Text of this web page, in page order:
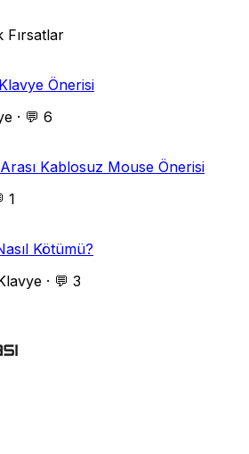
Fırsatlar
Önerisi
· 💬 6
Kablosuz Mouse Önerisi
1
Kötümü?
· 💬 3